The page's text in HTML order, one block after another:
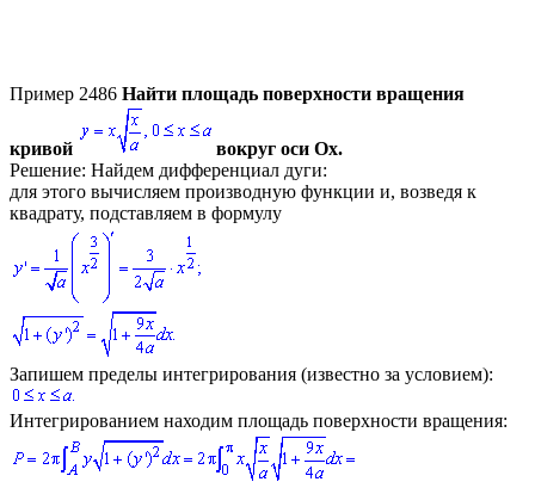
Пример 2486 Найти площадь поверхности вращения
кривой вокруг оси Ox.
Решение: Найдем дифференциал дуги:
для этого вычисляем производную функции и, возведя к
квадрату, подставляем в формулу
Запишем пределы интегрирования (известно за условием):
Интегрированием находим площадь поверхности вращения: